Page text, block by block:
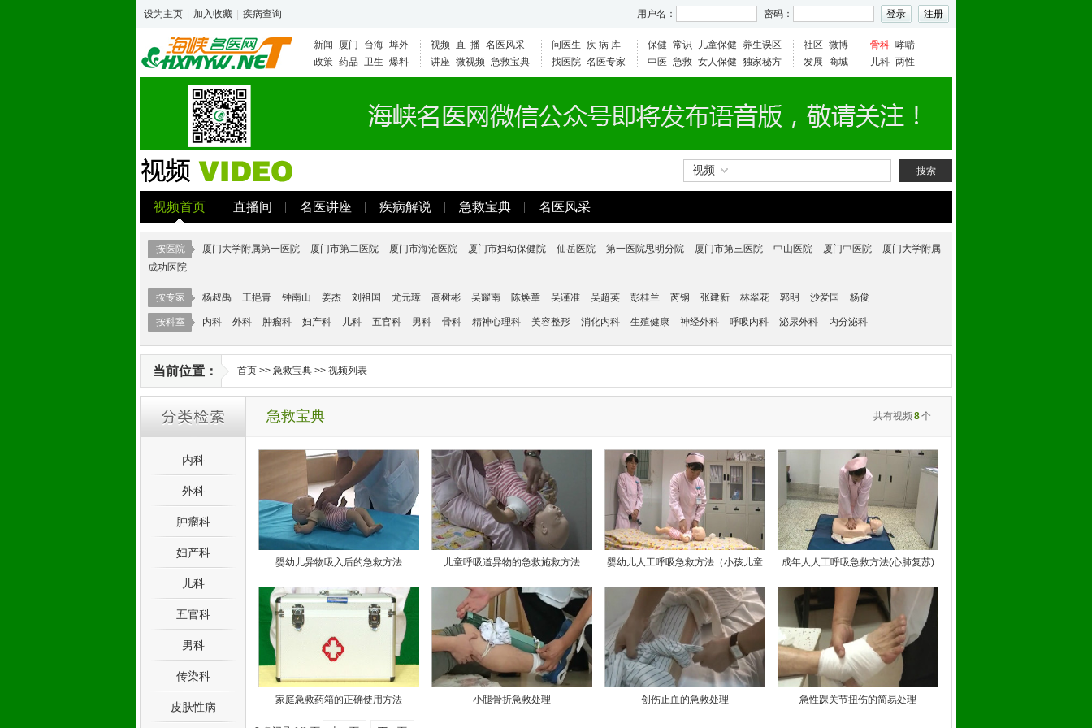
设为主页 加入收藏 疾病查询 用户名： 密码：
新闻 厦门 台海 埠外
政策 药品 卫生 爆料
视频 直 播 名医风采
讲座 微视频 急救宝典
问医生 疾 病 库
找医院 名医专家
保健 常识 儿童保健 养生误区
中医 急救 女人保健 独家秘方
社区 微博
发展 商城
骨科 哮喘
儿科 两性
视频 搜索
视频首页 直播间 名医讲座 疾病解说 急救宝典 名医风采
按医院 厦门大学附属第一医院 厦门市第二医院 厦门市海沧医院 厦门市妇幼保健院 仙岳医院 第一医院思明分院 厦门市第三医院 中山医院 厦门中医院
厦门大学附属
成功医院
按专家 杨叔禹 王挹青 钟南山 姜杰 刘祖国 尤元璋 高树彬 吴耀南 陈焕章 吴谨准 吴超英 彭桂兰 芮钢 张建新 林翠花 郭明 沙爱国 杨俊
按科室 内科 外科 肿瘤科 妇产科 儿科 五官科 男科 骨科 精神心理科 美容整形 消化内科 生殖健康 神经外科 呼吸内科 泌尿外科 内分泌科
当前位置： 首页 >> 急救宝典 >> 视频列表
内科
外科
肿瘤科
妇产科
儿科
五官科
男科
传染科
皮肤性病
急救宝典 共有视频8个
婴幼儿异物吸入后的急救方法 儿童呼吸道异物的急救施救方法 婴幼儿人工呼吸急救方法（小孩儿童
心肺复苏）
成年人人工呼吸急救方法(心肺复苏)
家庭急救药箱的正确使用方法 小腿骨折急救处理 创伤止血的急救处理 急性踝关节扭伤的简易处理